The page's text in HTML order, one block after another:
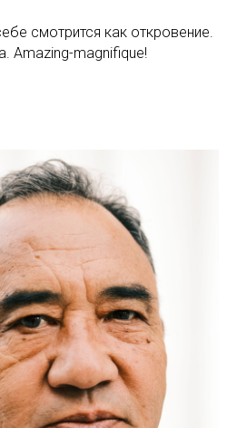
смотрится как откровение.
Amazing-magnifique!